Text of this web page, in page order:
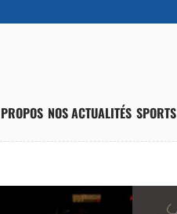
NOS ACTUALITÉS SPORTS